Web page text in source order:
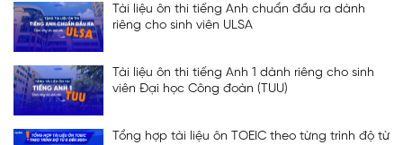
Tài liệu ôn thi tiếng Anh chuẩn đầu ra dành
riêng cho sinh viên ULSA
Tài liệu ôn thi tiếng Anh 1 dành riêng cho sinh
viên Đại học Công đoàn (TUU)
Tổng hợp tài liệu ôn TOEIC theo từng trình độ từ